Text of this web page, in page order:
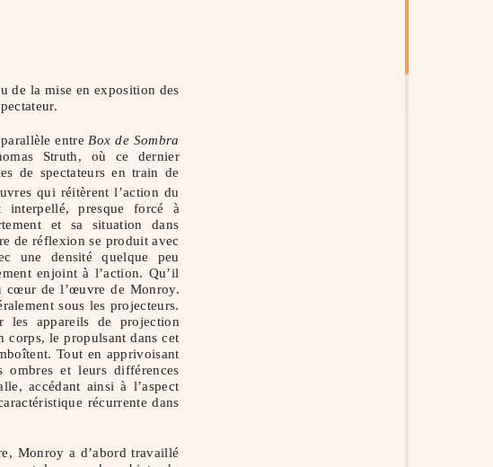
de la mise en exposition des
entre Box de Sombra
Struth, où ce dernier
de spectateurs en train de
qui réitèrent l’action du
interpellé, presque forcé à
et sa situation dans
de réflexion se produit avec
une densité quelque peu
enjoint à l’action. Qu’il
cœur de l’œuvre de Monroy.
sous les projecteurs.
les appareils de projection
corps, le propulsant dans cet
Tout en apprivoisant
et leurs différences
accédant ainsi à l’aspect
récurrente dans
Monroy a d’abord travaillé